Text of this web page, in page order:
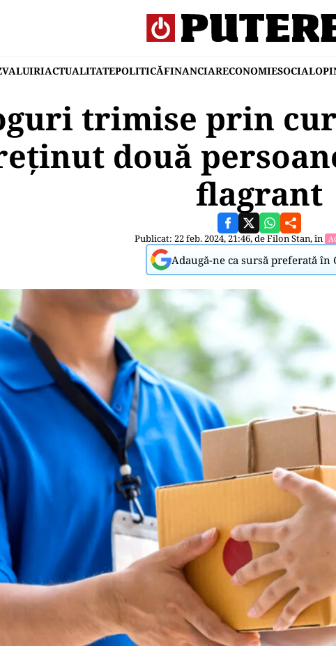
ACTUALITATEPOLITICĂFINANCIARECONOMIESOCIAL
trimise prin
două
flagrant
Publicat: 22 feb. 2024, 21:46, deFilon Stan, în
Adaugă-ne ca sursă preferată în